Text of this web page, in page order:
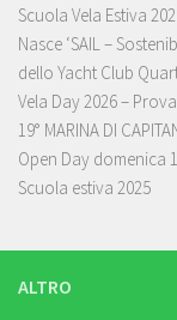
Scuola Vela Estiva
Nasce ‘SAIL –
dello Yacht Club
Vela Day 2026 –
19° MARINA DI
Open Day domenica
Scuola estiva 2025
ALTRO